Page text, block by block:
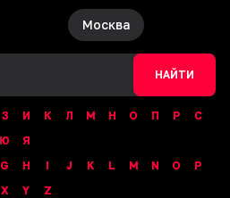
Москва
НАЙТИ
З И К Л М Н О П Р
С
Ю
Я
G H I J K L M N O
P
X Y Z